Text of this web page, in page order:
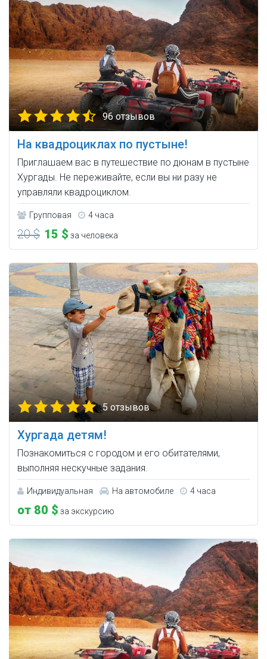
96 отзывов
На квадроциклах по пустыне!
Приглашаем вас в путешествие по дюнам в пустыне
Хургады. Не переживайте, если вы ни разу не
управляли квадроциклом.
Групповая 4 часа
20 $ 15 $ за человека
5 отзывов
Хургада детям!
Познакомиться с городом и его обитателями,
выполняя нескучные задания.
Индивидуальная На автомобиле 4 часа
от 80 $ за экскурсию